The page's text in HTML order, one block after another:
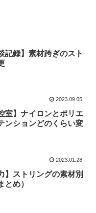
記録】素材跨ぎのスト
2023.09.05
室】ナイロンとポリエ
ンションどのくらい変
2023.01.28
】ストリングの素材別
とめ）